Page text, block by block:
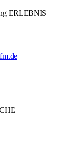
ERLEBNIS